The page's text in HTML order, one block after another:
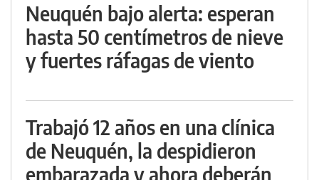
Neuquén bajo alerta: esperan
hasta 50 centímetros de nieve
y fuertes ráfagas de viento
Trabajó 12 años en una clínica
de Neuquén, la despidieron
embarazada y ahora deberán